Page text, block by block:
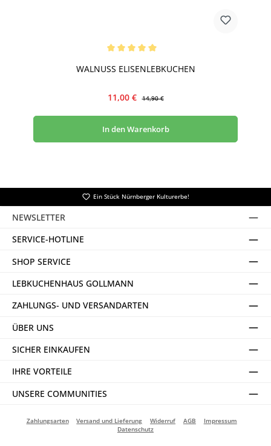
WALNUSS ELISENLEBKUCHEN
Verkaufspreis:
11,00 € Regulärer Preis:
14,90 €
In den Warenkorb
Ein Stück Nürnberger Kulturerbe!
NEWSLETTER
SERVICE-HOTLINE
SHOP SERVICE
LEBKUCHENHAUS GOLLMANN
ZAHLUNGS- UND VERSANDARTEN
ÜBER UNS
SICHER EINKAUFEN
IHRE VORTEILE
UNSERE COMMUNITIES
Zahlungsarten Versand und Lieferung Widerruf AGB
Impressum
Datenschutz